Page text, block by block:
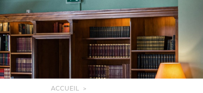
ACCUEIL